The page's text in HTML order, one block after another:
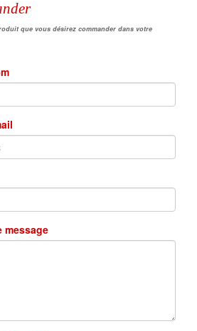
que vous désirez commander dans votre
message